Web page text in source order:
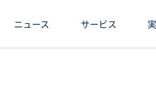
ニュース サービス